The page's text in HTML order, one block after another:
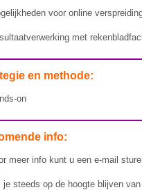
voor online
met
en methode:
on
info:
meer info kunt u een e-mail
je steeds op de hoogte blijven